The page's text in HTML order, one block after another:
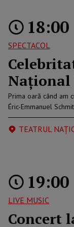
18:00
SPECTACOL
Național
Prima oară când am
Éric-Emmanuel
TEATRUL
19:00
LIVE MUSIC
Concert